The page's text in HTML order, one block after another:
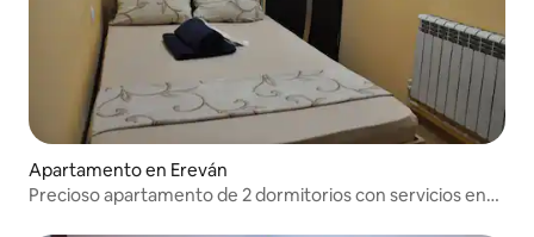
Apartamento en Ereván
Precioso apartamento de 2 dormitorios con servicios en